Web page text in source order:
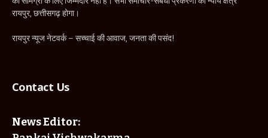
रायपुर, छत्तीसगढ़ होगा।
रायपुर न्यूज नेटवर्क – सच्चाई की आवाज, जनता की पसंद!
Contact Us
News Editor: